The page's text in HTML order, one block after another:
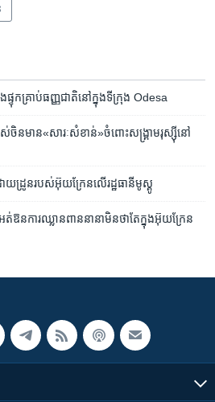
ផ្ទុក​គ្រាប់​ធញ្ញជាតិ​នៅ​ក្នុង​ទីក្រុង Odesa
ស់​ចិន​មាន​«សារៈសំខាន់»​ចំពោះ​សង្រ្គាម​រុស្ស៊ី​នៅ​
យ​ដ្រូន​​របស់​អ៊ុយក្រែន​លើ​រដ្ឋធានី​មូស្គូ​​
ន​ការ​ឈ្លានពាន​​នានា​មិន​ថា​​តែ​ក្នុង​អ៊ុយក្រែន​